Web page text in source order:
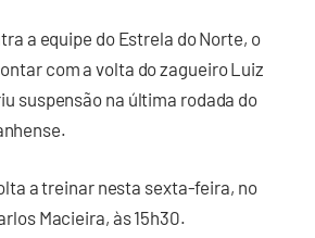
a equipe do Estrela do Norte, o
com a volta do zagueiro Luiz
suspensão na última rodada do
a treinar nesta sexta-feira, no
Macieira, às 15h30.